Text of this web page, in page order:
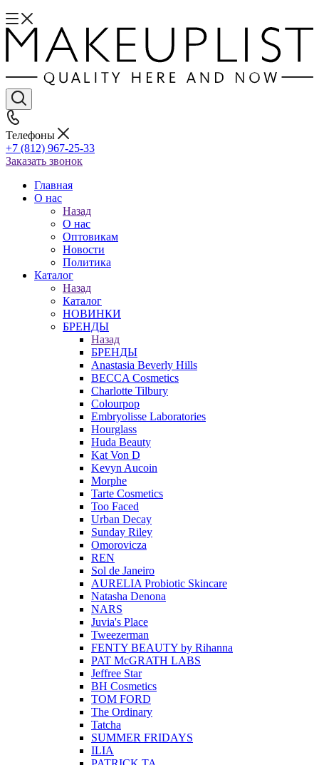
Телефоны
+7 (812) 967-25-33
Заказать звонок
Главная
О нас
Назад
О нас
Оптовикам
Новости
Политика
Каталог
Назад
Каталог
НОВИНКИ
БРЕНДЫ
Назад
БРЕНДЫ
Anastasia Beverly Hills
BECCA Cosmetics
Charlotte Tilbury
Colourpop
Embryolisse Laboratories
Hourglass
Huda Beauty
Kat Von D
Kevyn Aucoin
Morphe
Tarte Cosmetics
Too Faced
Urban Decay
Sunday Riley
Omorovicza
REN
Sol de Janeiro
AURELIA Probiotic Skincare
Natasha Denona
NARS
Juvia's Place
Tweezerman
FENTY BEAUTY by Rihanna
PAT McGRATH LABS
Jeffree Star
BH Cosmetics
TOM FORD
The Ordinary
Tatcha
SUMMER FRIDAYS
ILIA